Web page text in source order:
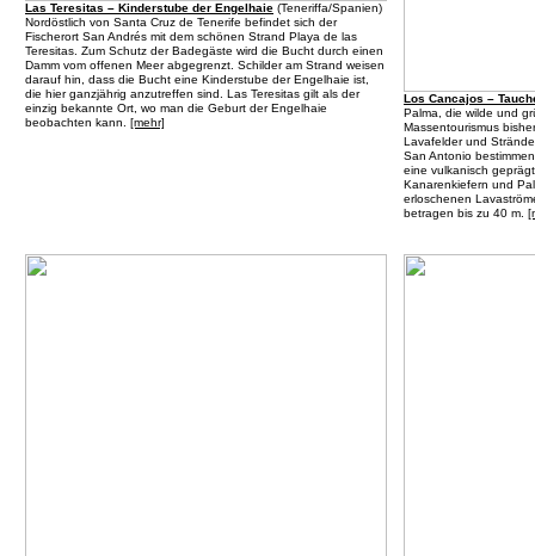
Las Teresitas – Kinderstube der Engelhaie (Teneriffa/Spanien)
Nordöstlich von Santa Cruz de Tenerife befindet sich der
Fischerort San Andrés mit dem schönen Strand Playa de las
Teresitas. Zum Schutz der Badegäste wird die Bucht durch einen
Damm vom offenen Meer abgegrenzt. Schilder am Strand weisen
darauf hin, dass die Bucht eine Kinderstube der Engelhaie ist,
die hier ganzjährig anzutreffen sind. Las Teresitas gilt als der
einzig bekannte Ort, wo man die Geburt der Engelhaie
beobachten kann. [mehr]
Los Cancajos –
Palma, die wilde und
Massentourismus
Lavafelder und
San Antonio
eine vulkanisch
Kanarenkiefern und
erloschenen
betragen bis zu 40 m.